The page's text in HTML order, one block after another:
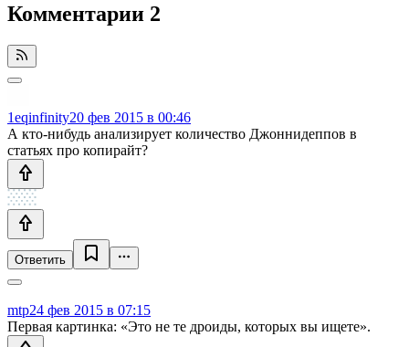
Комментарии 2
1eqinfinity20 фев 2015 в 00:46
А кто-нибудь анализирует количество Джоннидеппов в
статьях про копирайт?
Ответить
mtp24 фев 2015 в 07:15
Первая картинка: «Это не те дроиды, которых вы ищете».